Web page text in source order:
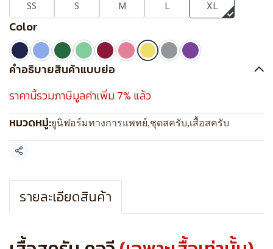
SS S M L XL
Color
คำอธิบายสินค้าแบบย่อ
ราคานี้รวมภาษีมูลค่าเพิ่ม 7% แล้ว
หมวดหมู่:ยูนิฟอร์มทางการแพทย์,ชุดสครับ,เสื้อสครับ
แชร์
รายละเอียดสินค้า